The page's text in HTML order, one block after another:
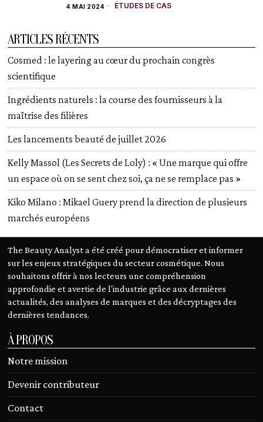
4 MAI 2024 ÉTUDES DE CAS
ARTICLES RÉCENTS
Cosmed : le layering au cœur du prochain congrès
scientifique
Ingrédients naturels : la course des fournisseurs à la
maîtrise des filières
Les lancements beauté de juillet 2026
Kelly Massol (Les Secrets de Loly) : « Une marque qui offre
un espace où on se sent chez soi, ça ne se remplace pas »
Kiko Milano : Mikael Guery prend la direction de plusieurs
marchés européens
The Beauty Analyst a été créé pour démocratiser et informer
sur les enjeux stratégiques du secteur cosmétique. Nous
souhaitons offrir à nos lecteurs une compréhension
approfondie et avertie de l’industrie grâce aux dernières
actualités, des analyses de marques et des décryptages des
dernières tendances.
À PROPOS
Notre mission
Devenir contributeur
Contact